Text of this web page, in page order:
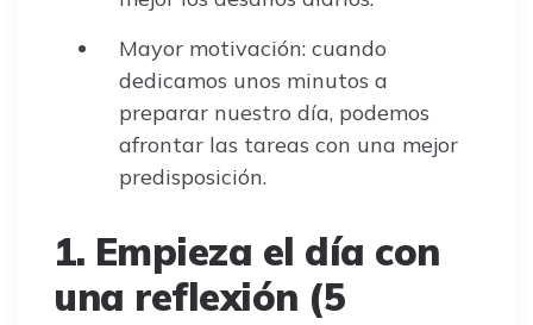
Mayor motivación: cuando
dedicamos unos minutos a
preparar nuestro día, podemos
afrontar las tareas con una mejor
predisposición.
1. Empieza el día con
una reflexión (5